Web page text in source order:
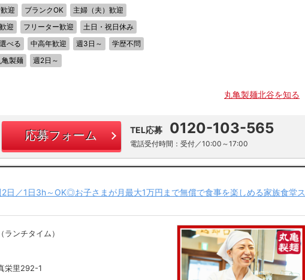
迎 ブランクOK
主婦（夫）歓迎
迎 フリーター歓迎
土日・祝日休み
べる 中高年歓迎 週3日～
学歴不問
亀製麺 週2日～
丸亀製麺北谷を知る
応募フォーム TEL応募 0120-103-565
電話受付時間：受付／10:00～17:00
日／1日3h～OK◎お子さまが月最大1万円まで無償で食事を楽しめる家族食堂ス
ンチタイム）
栄里292-1